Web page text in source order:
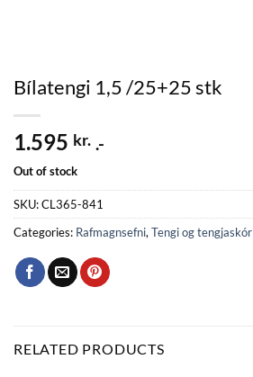
Bílatengi 1,5 /25+25 stk
1.595 kr. .-
Out of stock
SKU:CL365-841
Categories: Rafmagnsefni, Tengi og tengjaskór
RELATED PRODUCTS